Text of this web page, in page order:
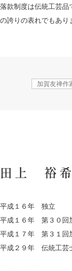
落款制度は伝統工芸品
の誇りの表れでもあり
田上 裕
平成１６年 独立
平成１６年 第３０回
平成１７年 第３１回
平成２９年 伝統工芸